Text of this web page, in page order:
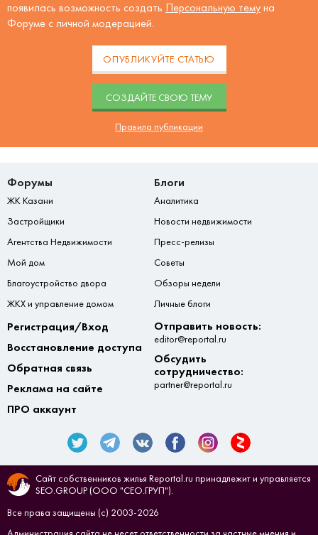
появилась возможность создать Персональную тему на
Форуме с личной модерацией.
ОПУБЛИКУЙТЕ СТАТЬЮ
CОЗДАЙТЕ СВОЮ ТЕМУ
Правила публикации
Форумы
ЖК Казани
Застройщики
Агентства Недвижимости
Мой дом
Благоустройство двора
ЖКХ и управление домом
Блоги
Аналитика
Новости недвижимости
Пресс-релизы
Советы
Обзоры недели
Личные блоги
Регистрация/Вход
Восстановление доступа
Обратная связь
Реклама на сайте
ПРО аккаунт
Отправить новость:
editor@reportal.ru
Обсудить
сотрудничество:
partner@reportal.ru
Сайт собственников жилья Reportal.ru принадлежит и управляется
SEO.GROUP (ООО "СЕО.ГРУП").
Все права защищены (с) 2003-2026